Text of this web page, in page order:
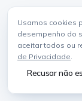
Usamos cookies
desempenho do
aceitar todos ou
de Privacidade.
Recusar não